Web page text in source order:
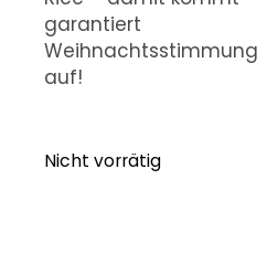
garantiert
Weihnachtsstimmung
auf!
Nicht vorrätig